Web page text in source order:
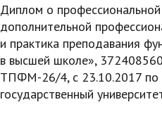
Диплом о
дополнительной
и практика преподавания
в высшей школе»,
ТПФМ-26/4, с 23.10.2017 по
государственный